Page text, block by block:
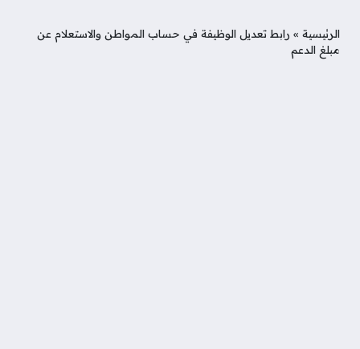
الرئيسية » رابط تعديل الوظيفة في حساب المواطن والاستعلام عن
مبلغ الدعم